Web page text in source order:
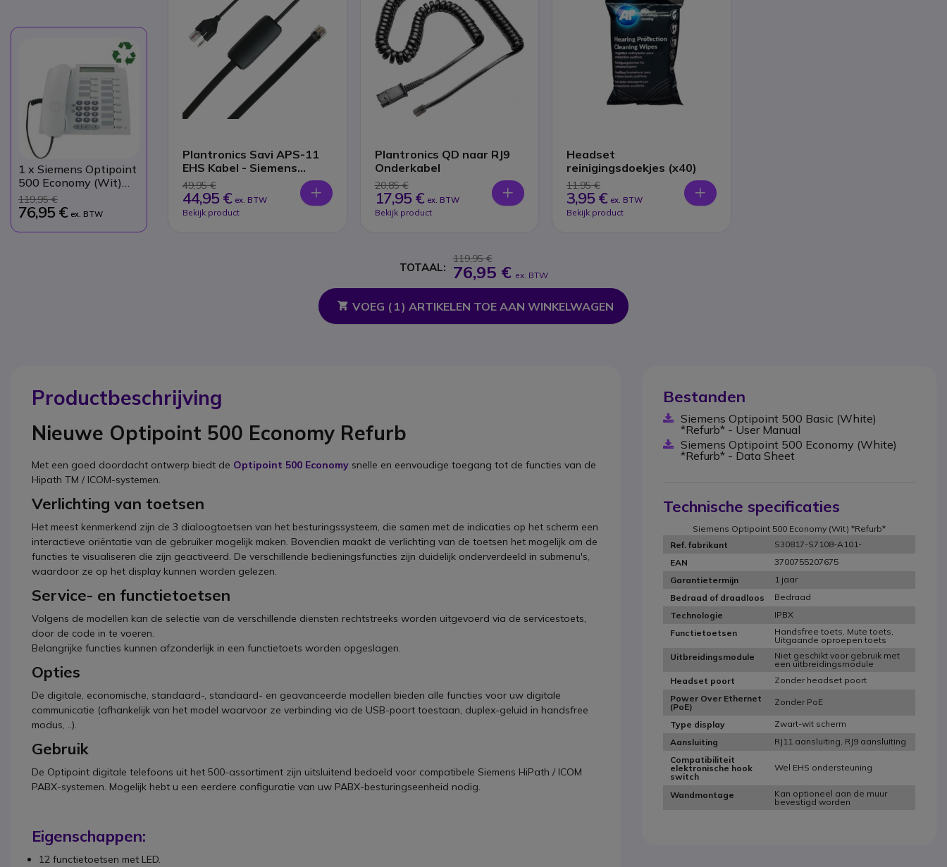
1 x Siemens Optipoint
500 Economy (Wit)
*Refurb*
119,95 €
76,95 € ex. BTW
Plantronics Savi APS-11
EHS Kabel - Siemens
telefoon
49,95 €
44,95 € ex. BTW
Bekijk product
Plantronics QD naar RJ9
Onderkabel
20,85 €
17,95 € ex. BTW
Bekijk product
Headset
reinigingsdoekjes (x40)
11,95 €
3,95 € ex. BTW
Bekijk product
TOTAAL:
119,95 €
76,95 € ex. BTW
VOEG ( 1) ARTIKELEN TOE AAN WINKELWAGEN
Productbeschrijving
Nieuwe Optipoint 500 Economy Refurb
Met een goed doordacht ontwerp biedt de Optipoint 500 Economy snelle en eenvoudige toegang tot de functies van de
Hipath TM / ICOM-systemen.
Verlichting van toetsen
Het meest kenmerkend zijn de 3 dialoogtoetsen van het besturingssysteem, die samen met de indicaties op het scherm een
interactieve oriëntatie van de gebruiker mogelijk maken. Bovendien maakt de verlichting van de toetsen het mogelijk om de
functies te visualiseren die zijn geactiveerd. De verschillende bedieningsfuncties zijn duidelijk onderverdeeld in submenu's,
waardoor ze op het display kunnen worden gelezen.
Service- en functietoetsen
Volgens de modellen kan de selectie van de verschillende diensten rechtstreeks worden uitgevoerd via de servicestoets,
door de code in te voeren.
Belangrijke functies kunnen afzonderlijk in een functietoets worden opgeslagen.
Opties
De digitale, economische, standaard-, standaard- en geavanceerde modellen bieden alle functies voor uw digitale
communicatie (afhankelijk van het model waarvoor ze verbinding via de USB-poort toestaan, duplex-geluid in handsfree
modus, ..).
Gebruik
De Optipoint digitale telefoons uit het 500-assortiment zijn uitsluitend bedoeld voor compatibele Siemens HiPath / ICOM
PABX-systemen. Mogelijk hebt u een eerdere configuratie van uw PABX-besturingseenheid nodig.
Eigenschappen:
12 functietoetsen met LED.
Bestanden
Siemens Optipoint 500 Basic (White)
*Refurb* - User Manual
Siemens Optipoint 500 Economy (White)
*Refurb* - Data Sheet
Technische specificaties
Siemens Optipoint 500 Economy (Wit) *Refurb*
Ref. fabrikant
S30817-S7108-A101-
EAN
3700755207675
Garantietermijn
1 jaar
Bedraad of draadloos
Bedraad
Technologie
IPBX
Functietoetsen
Handsfree toets, Mute toets,
Uitgaande oproepen toets
Uitbreidingsmodule
Niet geschikt voor gebruik met
een uitbreidingsmodule
Headset poort
Zonder headset poort
Power Over Ethernet
(PoE)
Zonder PoE
Type display
Zwart-wit scherm
Aansluiting
RJ11 aansluiting, RJ9 aansluiting
Compatibiliteit
elektronische hook
switch
Wel EHS ondersteuning
Wandmontage
Kan optioneel aan de muur
bevestigd worden